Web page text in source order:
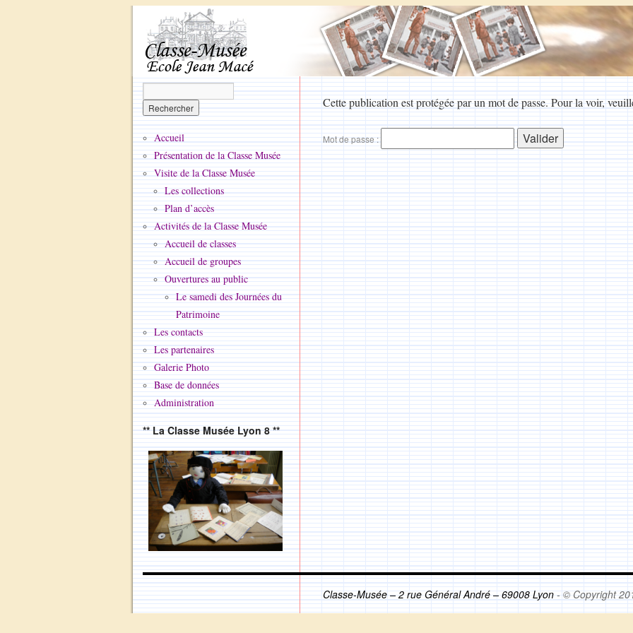
Cette publication est protégée par un mot de passe. Pour la voir,
Mot de passe :
Accueil
Présentation de la Classe Musée
Visite de la Classe Musée
Les collections
Plan d’accès
Activités de la Classe Musée
Accueil de classes
Accueil de groupes
Ouvertures au public
Le samedi des Journées du
Patrimoine
Les contacts
Les partenaires
Galerie Photo
Base de données
Administration
** La Classe Musée Lyon 8 **
Classe-Musée – 2 rue Général André – 69008 Lyon- © Copyright